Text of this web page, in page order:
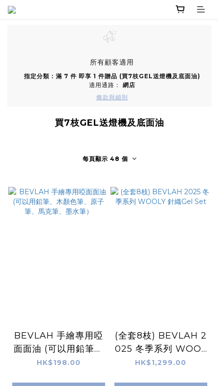
所有顧客適用
指定分類：滿 7 件 即享 1 件贈品 (買7枝GEL送燈機及底面油)
適用通路： 網店
條款與細則
買7枝GEL送燈機及底面油
每頁顯示 48 個
BEVLAH 手繪專用啞
面面油 (可以用鉛筆、
木顏色筆、原子筆、馬
HK$198.00
(全套8枝) BEVLAH 2
025 冬季系列 WOOL
Y 針織Gel Set
HK$1,299.00